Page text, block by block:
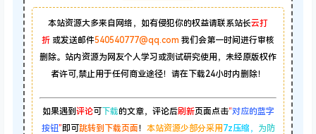
本站资源大多来自网络，如有侵犯你的权益请联系站长云打
折 或发送邮件540540777@qq.com 我们会第一时间进行审核
删除。站内资源为网友个人学习或测试研究使用，未经原版权作
者许可,禁止用于任何商业途径！请在下载24小时内删除！
如果遇到 评论可下载的文章，评论后刷新页面点击“对应的蓝字
按钮” 即可跳转到下载页面！ 本站资源少部分采用 7z压缩，
为防